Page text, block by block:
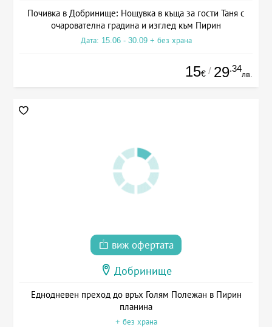
Почивка в Добринище: Нощувка в къща за гости Таня с
очарователна градина и изглед към Пирин
Дата: 15.06 - 30.09 + без храна
15€ / 29.34
лв.
виж офертата
Добринище
Еднодневен преход до връх Голям Полежан в Пирин
планина
+ без храна